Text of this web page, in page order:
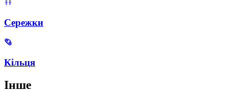
Сережки
Кільця
Інше